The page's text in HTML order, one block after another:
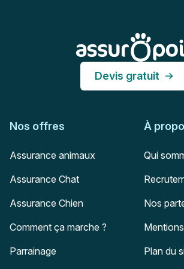
Devis gratuit
Nos offres
Assurance animaux
Assurance Chat
Assurance Chien
Comment ça marche ?
Parrainage
À
Qui
Nos
Plan du